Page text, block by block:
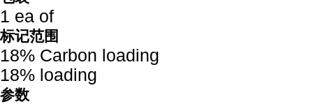
1 ea of
标记范围
18% Carbon loading
18% loading
参数